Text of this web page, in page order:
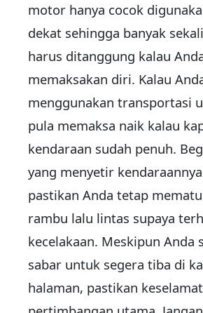
motor hanya cocok
dekat sehingga banyak
harus ditanggung kalau
memaksakan diri. Kalau
menggunakan transportasi
pula memaksa naik kalau
kendaraan sudah penuh.
yang menyetir
pastikan Anda tetap
rambu lalu lintas supaya
kecelakaan. Meskipun Anda
sabar untuk segera tiba di
halaman, pastikan